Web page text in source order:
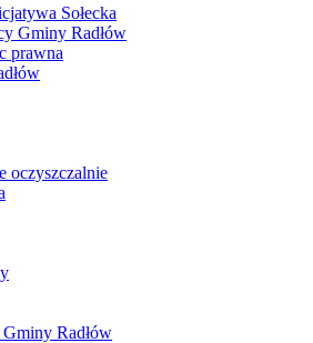
Sołecka
Gminy Radłów
prawna
oczyszczalnie
Radłów